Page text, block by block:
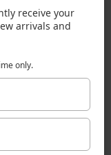
receive your
arrivals and
only.